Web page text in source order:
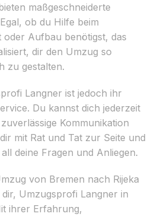
maßgeschneiderte
ob du Hilfe beim
Aufbau benötigst, das
dir den Umzug so
zu gestalten.
Langner ist jedoch ihr
Du kannst dich jederzeit
Kommunikation
mit Rat und Tat zur Seite und
deine Fragen und Anliegen.
von Bremen nach Rijeka
Umzugsprofi Langner in
ihrer Erfahrung,